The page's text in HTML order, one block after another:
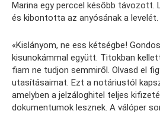
Marina egy perccel később távozott.
és kibontotta az anyósának a levelét.
«Kislányom, ne ess kétségbe!
kisunokámmal együtt. Titokban
fiam ne tudjon semmiről. Olvasd el
utasításaimat. Ezt a notáriustól
amelyben a jelzáloghitel teljes
dokumentumok lesznek. A válóper